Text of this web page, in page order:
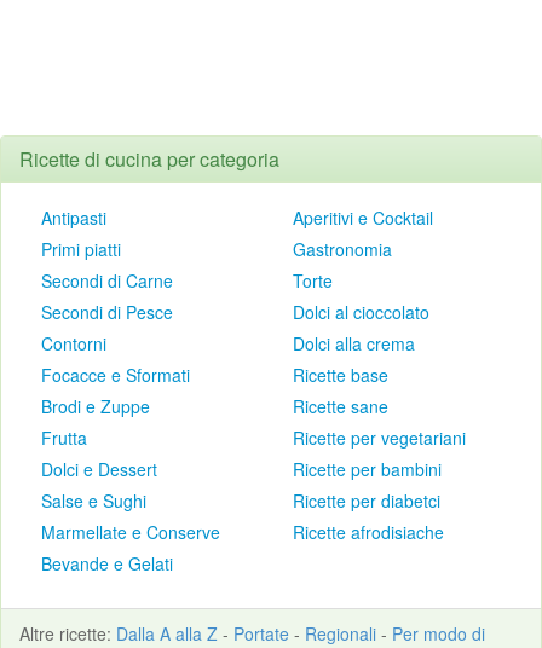
Ricette di cucina per categoria
Antipasti
Primi piatti
Secondi di Carne
Secondi di Pesce
Contorni
Focacce e Sformati
Brodi e Zuppe
Frutta
Dolci e Dessert
Salse e Sughi
Marmellate e Conserve
Bevande e Gelati
Aperitivi e Cocktail
Gastronomia
Torte
Dolci al cioccolato
Dolci alla crema
Ricette base
Ricette sane
Ricette per vegetariani
Ricette per bambini
Ricette per diabetci
Ricette afrodisiache
Altre ricette: Dalla A alla Z - Portate - Regionali - Per modo di